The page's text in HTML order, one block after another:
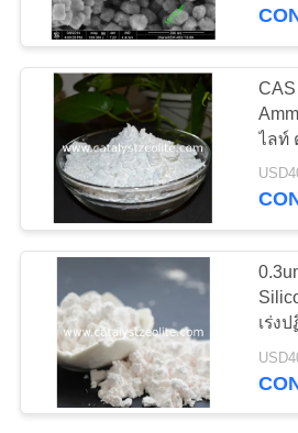
HTS
กระตุ้น
ตะแกรงโมเ
ซีโอไลต์
ไลท์
เร่ง